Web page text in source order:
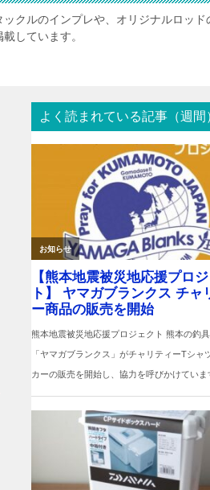
クルのインプレや、オリジナルロッド
しています。
よく読まれている記事（週間